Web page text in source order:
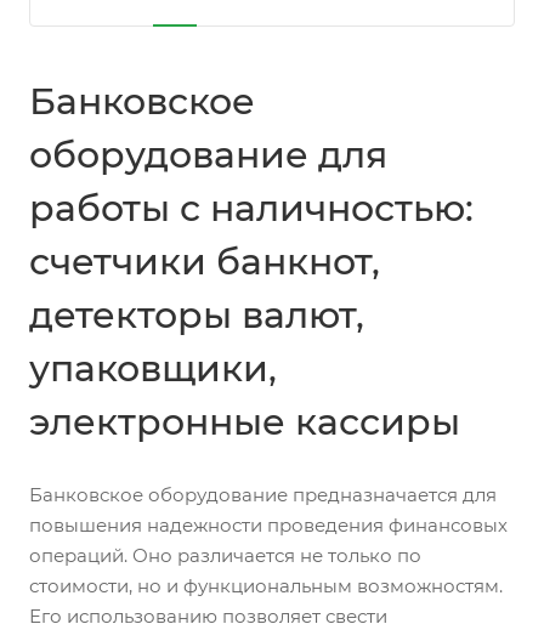
Банковское
оборудование для
работы с наличностью:
счетчики банкнот,
детекторы валют,
упаковщики,
электронные кассиры
Банковское оборудование предназначается для
повышения надежности проведения финансовых
операций. Оно различается не только по
стоимости, но и функциональным возможностям.
Его использованию позволяет свести